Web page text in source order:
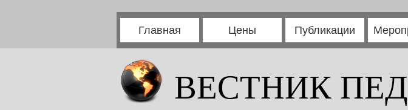
Главная Цены Публикации
ВЕСТНИК